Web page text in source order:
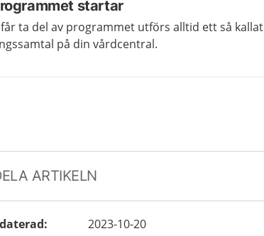
startar
ta del av programmet utförs alltid ett så kallat
på din vårdcentral.
ARTIKELN
:
2023-10-20